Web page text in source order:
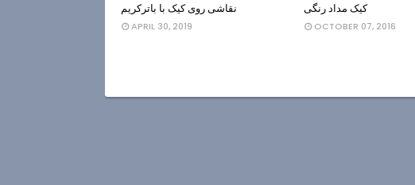
نقاشی روی کیک با باترکریم
APRIL 30, 2019
کیک مداد رنگی
OCTOBER 07, 2016